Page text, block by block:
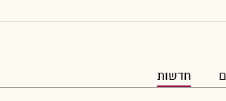
חדשות